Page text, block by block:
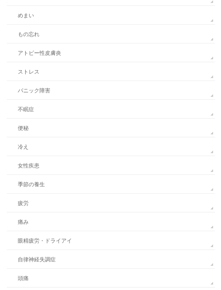
めまい
もの忘れ
アトピー性皮膚炎
ストレス
パニック障害
不眠症
便秘
冷え
女性疾患
季節の養生
疲労
痛み
眼精疲労・ドライアイ
自律神経失調症
頭痛